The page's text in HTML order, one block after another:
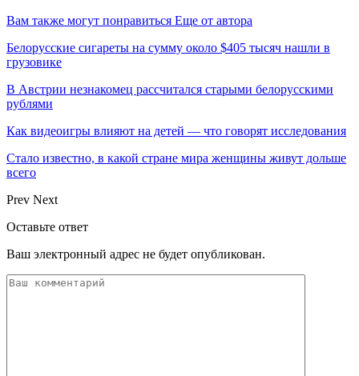
Вам также могут понравиться Еще от автора
Белорусские сигареты на сумму около $405 тысяч нашли в
грузовике
В Австрии незнакомец рассчитался старыми белорусскими
рублями
Как видеоигры влияют на детей — что говорят исследования
Стало известно, в какой стране мира женщины живут дольше
всего
Prev Next
Оставьте ответ
Ваш электронный адрес не будет опубликован.